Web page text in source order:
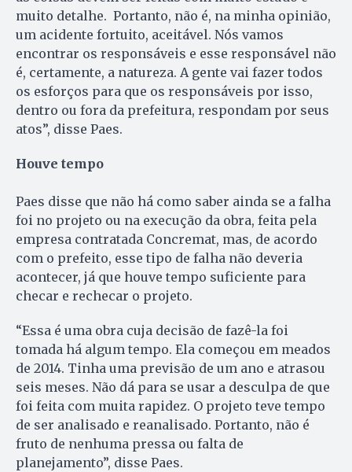
muito detalhe. Portanto, não é, na minha opinião,
um acidente fortuito, aceitável. Nós vamos
encontrar os responsáveis e esse responsável não
é, certamente, a natureza. A gente vai fazer todos
os esforços para que os responsáveis por isso,
dentro ou fora da prefeitura, respondam por seus
atos”, disse Paes.
Houve tempo
Paes disse que não há como saber ainda se a falha
foi no projeto ou na execução da obra, feita pela
empresa contratada Concremat, mas, de acordo
com o prefeito, esse tipo de falha não deveria
acontecer, já que houve tempo suficiente para
checar e rechecar o projeto.
“Essa é uma obra cuja decisão de fazê-la foi
tomada há algum tempo. Ela começou em meados
de 2014. Tinha uma previsão de um ano e atrasou
seis meses. Não dá para se usar a desculpa de que
foi feita com muita rapidez. O projeto teve tempo
de ser analisado e reanalisado. Portanto, não é
fruto de nenhuma pressa ou falta de
planejamento”, disse Paes.